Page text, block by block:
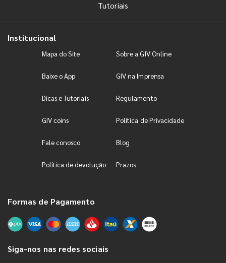
Tutoriais
Institucional
Mapa do Site Sobre a GIV Online
Baixe o App GIV na Imprensa
Dicas e Tutoriais Regulamento
GIV coins Política de Privacidade
Fale conosco Blog
Política de devolução Prazos
Formas de Pagamento
Siga-nos nas redes sociais